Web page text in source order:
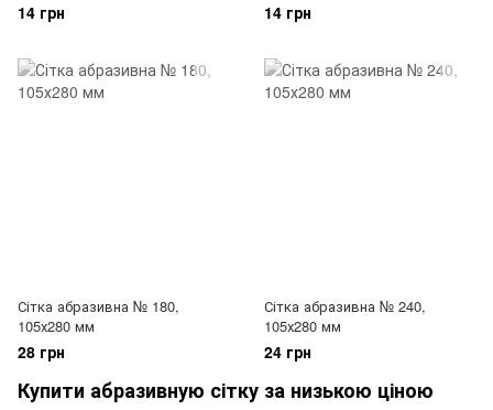
14 грн 14 грн
Сітка абразивна № 180,
105х280 мм
28 грн
Сітка абразивна № 240,
105х280 мм
24 грн
Купити абразивную сітку за низькою ціною